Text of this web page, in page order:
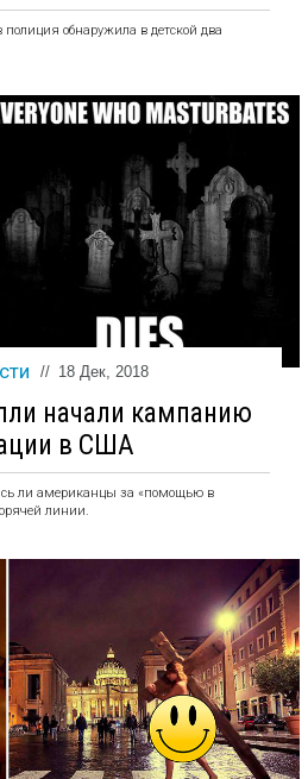
полиция обнаружила в детской два
// 18 Дек, 2018
начали кампанию
в США
ли американцы за «помощью в
линии.